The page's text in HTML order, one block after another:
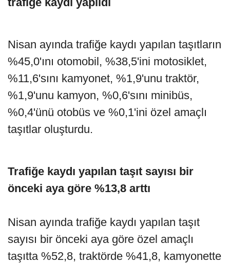
Nisan ayında trafiğe kaydı yapılan taşıtların
%45,0'ını otomobil, %38,5'ini motosiklet,
%11,6'sını kamyonet, %1,9'unu traktör,
%1,9'unu kamyon, %0,6'sını minibüs,
%0,4'ünü otobüs ve %0,1'ini özel amaçlı
taşıtlar oluşturdu.
Trafiğe kaydı yapılan taşıt sayısı bir
önceki aya göre %13,8 arttı
Nisan ayında trafiğe kaydı yapılan taşıt
sayısı bir önceki aya göre özel amaçlı
taşıtta %52,8, traktörde %41,8, kamyonette